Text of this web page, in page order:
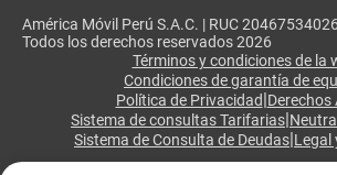
América Móvil Perú S.A.C. | RUC
Todos los derechos reservados 2026
Términos y condiciones de la
Condiciones de garantía de
Política de Privacidad Derechos
Sistema de consultas Tarifarias
Sistema de Consulta de Deudas Legal